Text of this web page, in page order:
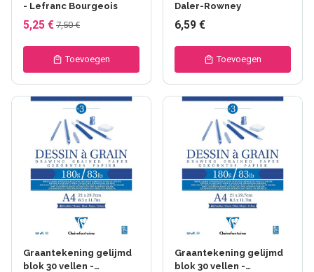
- Lefranc Bourgeois
5,25 € 7,50 €
Toevoegen
Daler-Rowney
6,59 €
Toevoegen
Graantekening gelijmd
blok 30 vellen -
Graantekening gelijmd
blok 30 vellen -